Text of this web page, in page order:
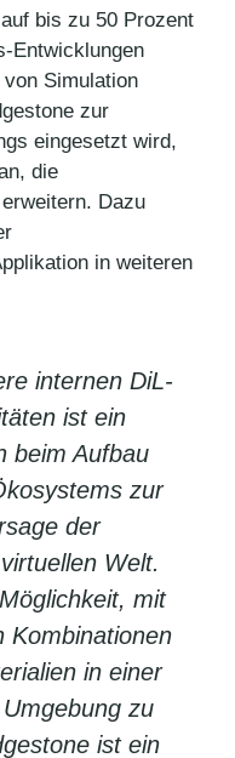
bis zu 50 Prozent
Entwicklungen
Simulation
zur
eingesetzt wird,
die
Dazu
in weiteren
internen DiL-
ist ein
beim Aufbau
zur
der
Welt.
mit
Kombinationen
in einer
zu
ist ein